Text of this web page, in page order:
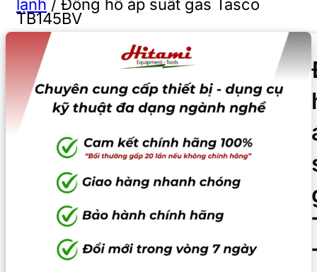
lạnh/Đồng hồ áp suất gas Tasco
TB145BV